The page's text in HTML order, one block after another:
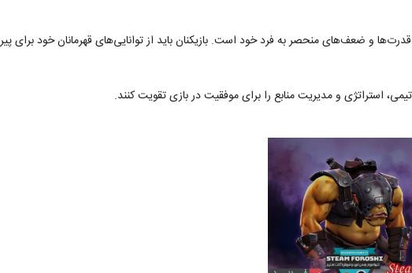
هر قهرمان دارای توانایی‌ها، قدرت‌ها و ضعف‌های منحصر به فرد خود است. بازیکنان باید از توانایی‌های قهرمانان خود برای